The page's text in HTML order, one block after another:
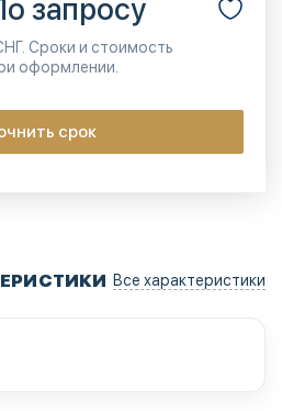
запросу
Сроки и стоимость
оформлении.
срок
Все характеристики